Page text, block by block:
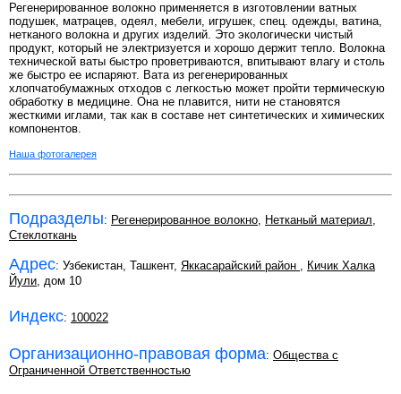
Регенерированное волокно применяется в изготовлении ватных
подушек, матрацев, одеял, мебели, игрушек, спец. одежды, ватина,
нетканого волокна и других изделий. Это экологически чистый
продукт, который не электризуется и хорошо держит тепло. Волокна
технической ваты быстро проветриваются, впитывают влагу и столь
же быстро ее испаряют. Вата из регенерированных
хлопчатобумажных отходов с легкостью может пройти термическую
обработку в медицине. Она не плавится, нити не становятся
жесткими иглами, так как в составе нет синтетических и химических
компонентов.
Наша фотогалерея
Подразделы: Регенерированное волокно, Нетканый материал,
Стеклоткань
Адрес: Узбекистан, Ташкент, Яккасарайский район , Кичик Халка
Йули, дом 10
Индекс: 100022
Организационно-правовая форма: Общества с
Ограниченной Ответственностью